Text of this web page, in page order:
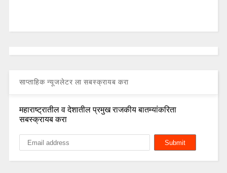
साप्ताहिक न्यूजलेटर ला सबस्क्रायब करा
महाराष्ट्रातील व देशातील प्रमुख राजकीय बातम्यांकरिता
सबस्क्रायब करा